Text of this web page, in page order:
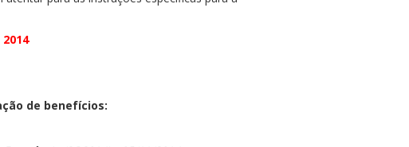
2014
de benefícios: